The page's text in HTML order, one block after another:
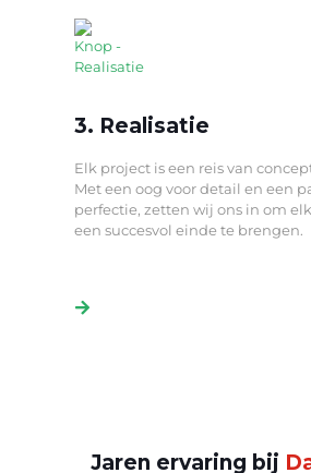
3. Realisatie
Elk project is een reis van
Met een oog voor detail en een
perfectie, zetten wij ons in om
een succesvol einde te brengen.
Jaren ervaring bij